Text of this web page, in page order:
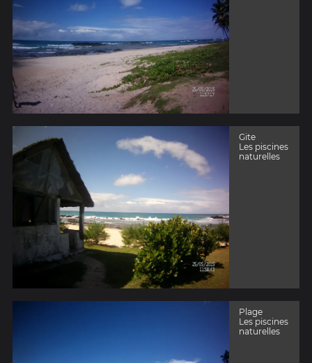
Gite
Les piscines
naturelles
Plage
Les piscines
naturelles